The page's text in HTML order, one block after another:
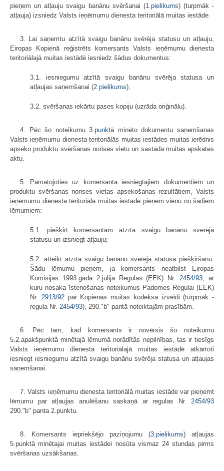
pieņem un atļauju svaigu banānu svēršanai (1.pielikums) (turpmāk -
atļauja) izsniedz Valsts ieņēmumu dienesta teritoriālā muitas iestāde.
3. Lai saņemtu atzītā svaigu banānu svērēja statusu un atļauju,
Eiropas Kopienā reģistrēts komersants Valsts ieņēmumu dienesta
teritoriālajā muitas iestādē iesniedz šādus dokumentus:
3.1. iesniegumu atzītā svaigu banānu svērēja statusa un
atļaujas saņemšanai (2.pielikums);
3.2. svēršanas iekārtu pases kopiju (uzrāda oriģinālu).
4. Pēc šo noteikumu3.punktā minēto dokumentu saņemšanas
Valsts ieņēmumu dienesta teritoriālās muitas iestādes muitas ierēdnis
apseko produktu svēršanas norises vietu un sastāda muitas apskates
aktu.
5. Pamatojoties uz komersanta iesniegtajiem dokumentiem un
produktu svēršanas norises vietas apsekošanas rezultātiem, Valsts
ieņēmumu dienesta teritoriālā muitas iestāde pieņem vienu no šādiem
lēmumiem:
5.1. piešķirt komersantam atzītā svaigu banānu svērēja
statusu un izsniegt atļauju;
5.2. atteikt atzītā svaigu banānu svērēja statusa piešķiršanu.
Šādu lēmumu pieņem, ja komersants neatbilst Eiropas
Komisijas 1993.gada 2.jūlija Regulas (EEK) Nr. 2454/93 , ar
kuru nosaka īstenošanas noteikumus Padomes Regulai (EEK)
Nr. 2913/92par Kopienas muitas kodeksa izveidi (turpmāk -
regula Nr. 2454/93), 290."b" pantā noteiktajām prasībām.
6. Pēc tam, kad komersants ir novērsis šo noteikumu
5.2.apakšpunktā minētajā lēmumā norādītās nepilnības, tas ir tiesīgs
Valsts ieņēmumu dienesta teritoriālajā muitas iestādē atkārtoti
iesniegt iesniegumu atzītā svaigu banānu svērēja statusa un atļaujas
saņemšanai.
7. Valsts ieņēmumu dienesta teritoriālā muitas iestāde var pieņemt
lēmumu par atļaujas anulēšanu saskaņā ar regulas Nr. 2454/93
290."b" panta 2.punktu.
8. Komersants iepriekšējo paziņojumu (3.pielikums) atļaujas
5.punktā minētajai muitas iestādei nosūta vismaz 24 stundas pirms
svēršanas uzsākšanas.